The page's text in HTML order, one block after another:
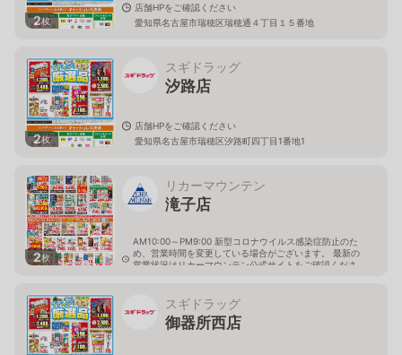
2枚
店舗HPをご確認ください
愛知県名古屋市瑞穂区瑞穂通４丁目１５番地
2枚
スギドラッグ
汐路店
店舗HPをご確認ください
愛知県名古屋市瑞穂区汐路町四丁目1番地1
2枚
リカーマウンテン
滝子店
AM10:00～PM9:00 新型コロナウイルス感染症防止のた
め、営業時間を変更している場合がございます。 最新の
営業状況はリカーマウンテン公式サイトをご確認くださ
スギドラッグ
御器所西店